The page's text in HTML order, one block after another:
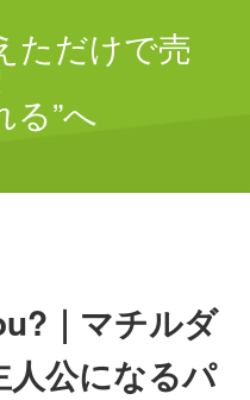
ただけで売
る”へ
｜マチルダ
人公になるパ